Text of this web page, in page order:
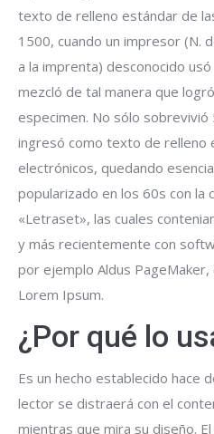
texto de relleno estándar de
1500, cuando un impresor (N.
a la imprenta) desconocido
mezcló de tal manera que
especimen. No sólo
ingresó como texto de relleno
electrónicos, quedando
popularizado en los 60s con la
«Letraset», las cuales
y más recientemente con
por ejemplo Aldus
Lorem Ipsum.
¿Por qué lo
Es un hecho establecido hace
lector se distraerá con el
mientras que mira su diseño.